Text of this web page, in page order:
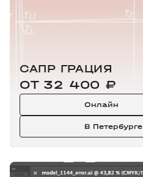
САПР ГРАЦИЯ
ОТ 32 400 ₽
Онлайн
В Петербурге